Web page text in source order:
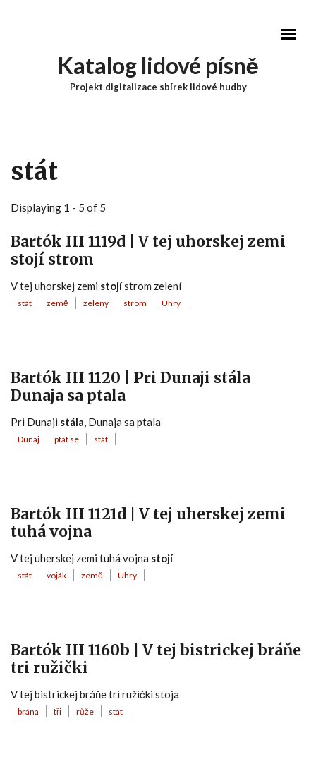
Katalog lidové písně
Projekt digitalizace sbírek lidové hudby
stát
Displaying 1 - 5 of 5
Bartók III 1119d | V tej uhorskej zemi
stojí strom
V tej uhorskej zemi stojístrom zelení
stát země zelený strom Uhry
Bartók III 1120 | Pri Dunaji stála
Dunaja sa ptala
Pri Dunaji stála, Dunaja sa ptala
Dunaj ptát se stát
Bartók III 1121d | V tej uherskej zemi
tuhá vojna
V tej uherskej zemi tuhá vojna stojí
stát voják země Uhry
Bartók III 1160b | V tej bistrickej bráňe
tri ružički
V tej bistrickej bráňe tri ružički stoja
brána tři růže stát